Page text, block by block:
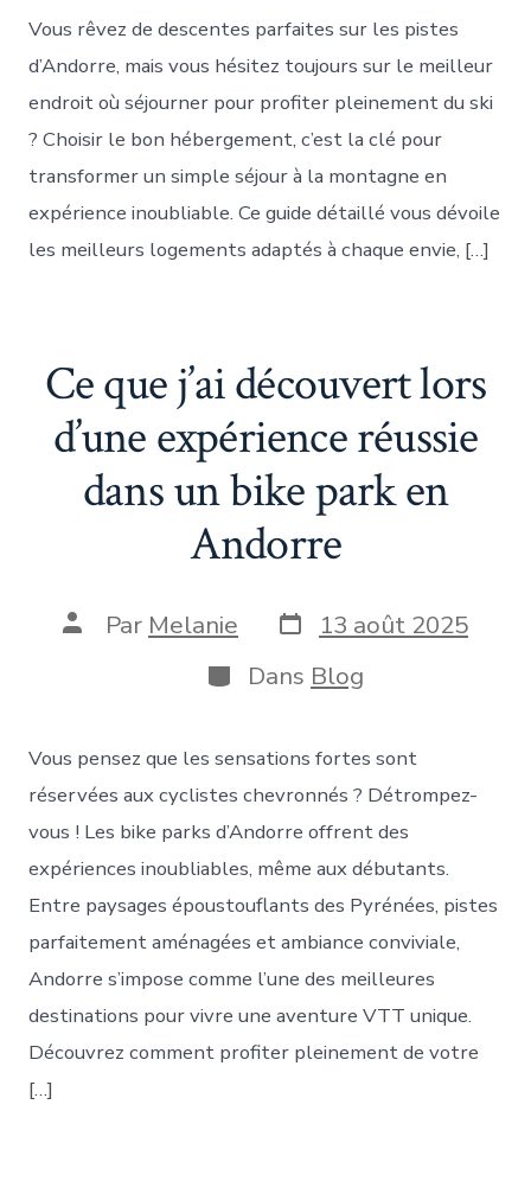
Vous rêvez de descentes parfaites sur les pistes
d’Andorre, mais vous hésitez toujours sur le meilleur
endroit où séjourner pour profiter pleinement du ski
? Choisir le bon hébergement, c’est la clé pour
transformer un simple séjour à la montagne en
expérience inoubliable. Ce guide détaillé vous dévoile
les meilleurs logements adaptés à chaque envie, […]
Ce que j’ai découvert lors
d’une expérience réussie
dans un bike park en
Andorre
Auteur
Par Melanie Date
de
publication
13 août 2025
Catégories
Dans Blog
Vous pensez que les sensations fortes sont
réservées aux cyclistes chevronnés ? Détrompez-
vous ! Les bike parks d’Andorre offrent des
expériences inoubliables, même aux débutants.
Entre paysages époustouflants des Pyrénées, pistes
parfaitement aménagées et ambiance conviviale,
Andorre s’impose comme l’une des meilleures
destinations pour vivre une aventure VTT unique.
Découvrez comment profiter pleinement de votre
[…]